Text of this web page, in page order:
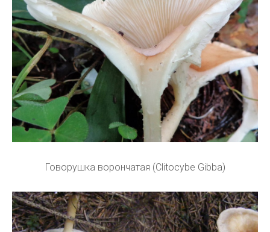
Говорушка ворончатая (Clitocybe Gibba)